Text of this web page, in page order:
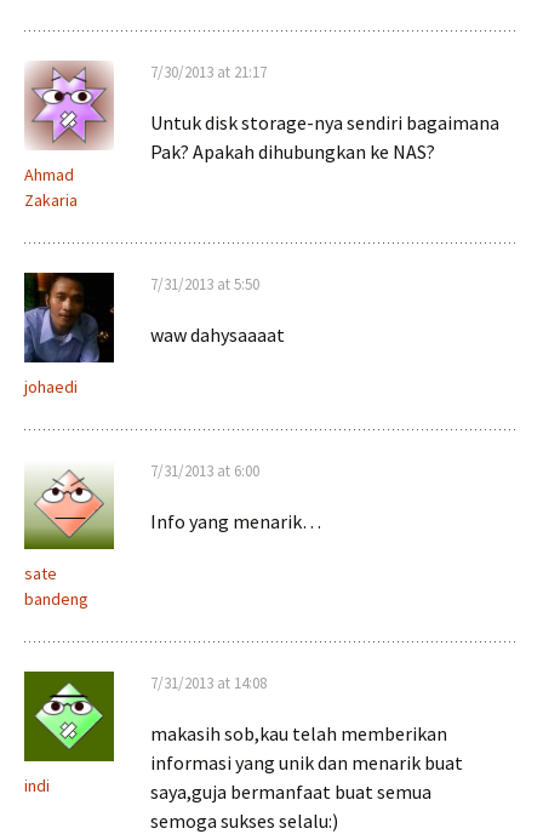
Ahmad
Zakaria
7/30/2013 at 21:17
Untuk disk storage-nya sendiri bagaimana
Pak? Apakah dihubungkan ke NAS?
johaedi
7/31/2013 at 5:50
waw dahysaaaat
sate
bandeng
7/31/2013 at 6:00
Info yang menarik…
indi
7/31/2013 at 14:08
makasih sob,kau telah memberikan
informasi yang unik dan menarik buat
saya,guja bermanfaat buat semua
semoga sukses selalu:)